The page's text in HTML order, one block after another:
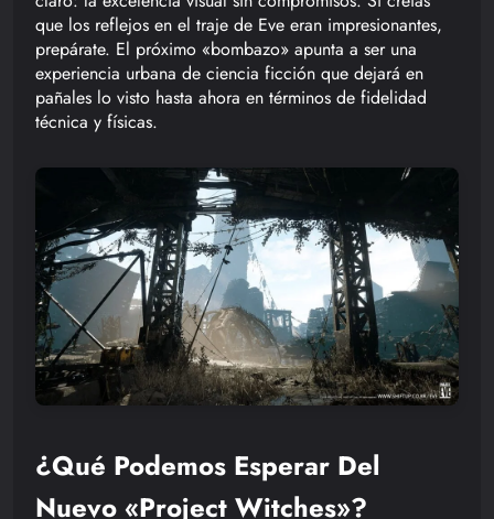
que los reflejos en el traje de Eve eran impresionantes,
prepárate. El próximo «bombazo» apunta a ser una
experiencia urbana de ciencia ficción que dejará en
pañales lo visto hasta ahora en términos de fidelidad
técnica y físicas.
¿Qué Podemos Esperar Del
Nuevo «Project Witches»?